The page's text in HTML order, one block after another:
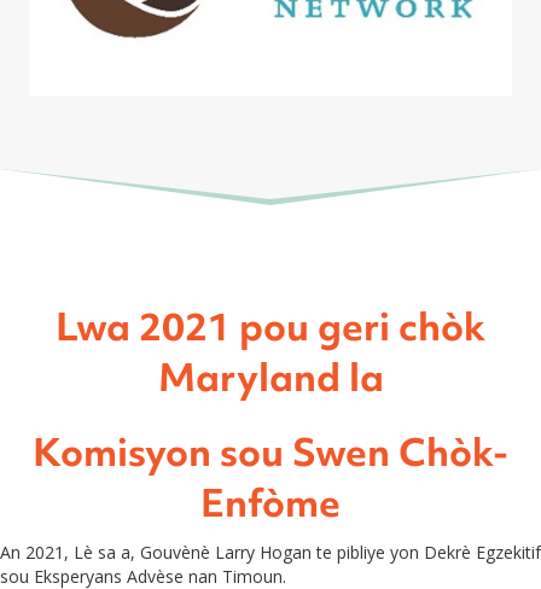
Lwa 2021 pou geri chòk
Maryland la
Komisyon sou Swen Chòk-
Enfòme
An 2021, Lè sa a, Gouvènè Larry Hogan te pibliye yon Dekrè Egzekitif
sou Eksperyans Advèse nan Timoun.